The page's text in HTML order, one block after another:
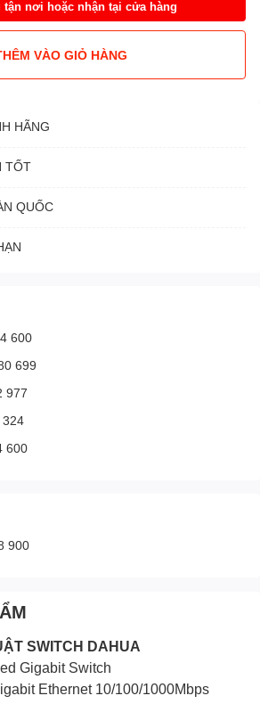
tận nơi hoặc nhận tại cửa hàng
VÀO GIỎ HÀNG
HÃNG
TỐT
QUỐC
600
699
977
324
600
900
SWITCH DAHUA
Gigabit Switch
Ethernet 10/100/1000Mbps